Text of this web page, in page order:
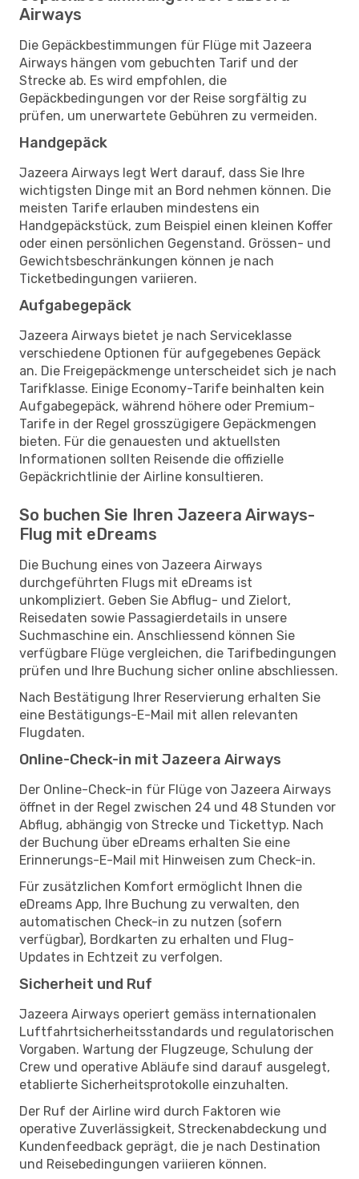
Airways
Die Gepäckbestimmungen für Flüge mit Jazeera
Airways hängen vom gebuchten Tarif und der
Strecke ab. Es wird empfohlen, die
Gepäckbedingungen vor der Reise sorgfältig zu
prüfen, um unerwartete Gebühren zu vermeiden.
Handgepäck
Jazeera Airways legt Wert darauf, dass Sie Ihre
wichtigsten Dinge mit an Bord nehmen können. Die
meisten Tarife erlauben mindestens ein
Handgepäckstück, zum Beispiel einen kleinen Koffer
oder einen persönlichen Gegenstand. Grössen- und
Gewichtsbeschränkungen können je nach
Ticketbedingungen variieren.
Aufgabegepäck
Jazeera Airways bietet je nach Serviceklasse
verschiedene Optionen für aufgegebenes Gepäck
an. Die Freigepäckmenge unterscheidet sich je nach
Tarifklasse. Einige Economy-Tarife beinhalten kein
Aufgabegepäck, während höhere oder Premium-
Tarife in der Regel grosszügigere Gepäckmengen
bieten. Für die genauesten und aktuellsten
Informationen sollten Reisende die offizielle
Gepäckrichtlinie der Airline konsultieren.
So buchen Sie Ihren Jazeera Airways-
Flug mit eDreams
Die Buchung eines von Jazeera Airways
durchgeführten Flugs mit eDreams ist
unkompliziert. Geben Sie Abflug- und Zielort,
Reisedaten sowie Passagierdetails in unsere
Suchmaschine ein. Anschliessend können Sie
verfügbare Flüge vergleichen, die Tarifbedingungen
prüfen und Ihre Buchung sicher online abschliessen.
Nach Bestätigung Ihrer Reservierung erhalten Sie
eine Bestätigungs-E-Mail mit allen relevanten
Flugdaten.
Online-Check-in mit Jazeera Airways
Der Online-Check-in für Flüge von Jazeera Airways
öffnet in der Regel zwischen 24 und 48 Stunden vor
Abflug, abhängig von Strecke und Tickettyp. Nach
der Buchung über eDreams erhalten Sie eine
Erinnerungs-E-Mail mit Hinweisen zum Check-in.
Für zusätzlichen Komfort ermöglicht Ihnen die
eDreams App, Ihre Buchung zu verwalten, den
automatischen Check-in zu nutzen (sofern
verfügbar), Bordkarten zu erhalten und Flug-
Updates in Echtzeit zu verfolgen.
Sicherheit und Ruf
Jazeera Airways operiert gemäss internationalen
Luftfahrtsicherheitsstandards und regulatorischen
Vorgaben. Wartung der Flugzeuge, Schulung der
Crew und operative Abläufe sind darauf ausgelegt,
etablierte Sicherheitsprotokolle einzuhalten.
Der Ruf der Airline wird durch Faktoren wie
operative Zuverlässigkeit, Streckenabdeckung und
Kundenfeedback geprägt, die je nach Destination
und Reisebedingungen variieren können.